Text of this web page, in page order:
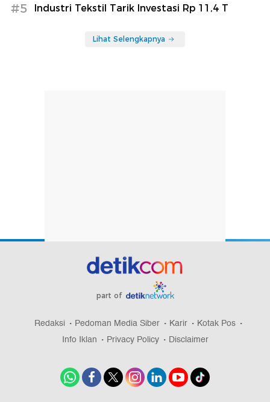
#5 Industri Tekstil Tarik Investasi Rp 11,4 T
Lihat Selengkapnya
part of
Redaksi Pedoman Media Siber Karir
Kotak Pos
Info Iklan
Privacy Policy Disclaimer